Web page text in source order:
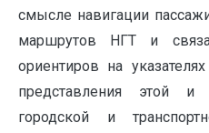
смысле навигации
маршрутов НГТ и
ориентиров на
представления этой
городской и